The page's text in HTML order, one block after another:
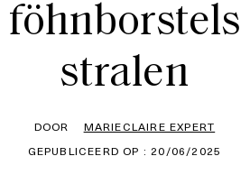
stralen
DOOR
MARIECLAIRE EXPERT
GEPUBLICEERD OP : 20/06/2025